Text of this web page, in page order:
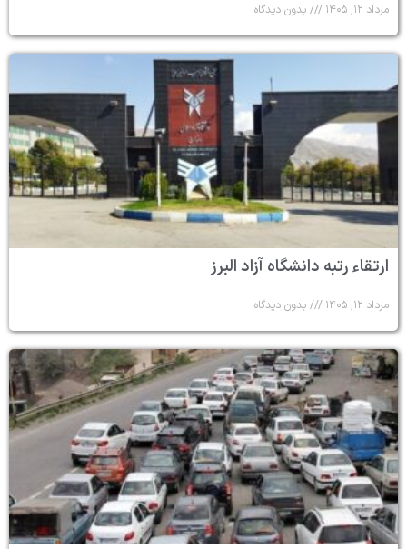
مرداد ۱۲, ۱۴۰۵ بدون دیدگاه
ارتقاء رتبه دانشگاه آزاد البرز
مرداد ۱۲, ۱۴۰۵ بدون دیدگاه